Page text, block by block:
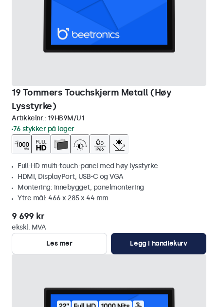
19 Tommers Touchskjerm Metall (Høy
Lysstyrke)
Artikkelnr.: 19HB9M/U1
76 stykker på lager
Full-HD multi-touch-panel med høy lysstyrke
HDMI, DisplayPort, USB-C og VGA
Montering: innebygget, panelmontering
Ytre mål: 466 x 285 x 44 mm
9 699 kr
ekskl. MVA
Les mer
Legg i handlekurv